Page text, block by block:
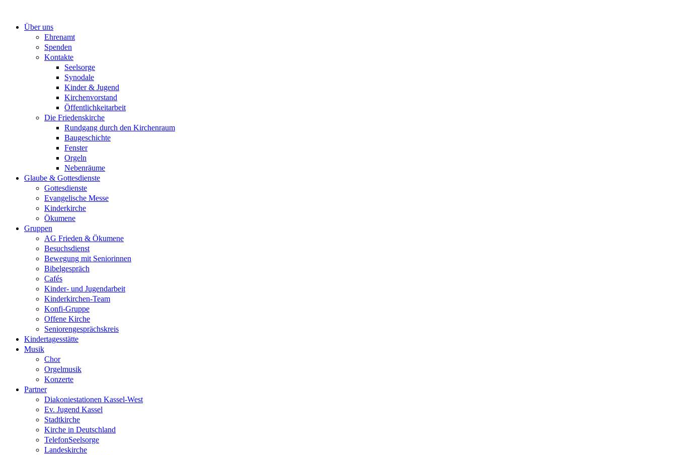
springenÜber uns
Ehrenamt
Spenden
Kontakte
Seelsorge
Synodale
Kinder & Jugend
Kirchenvorstand
Öffentlichkeitarbeit
Die Friedenskirche
Rundgang durch den Kirchenraum
Baugeschichte
Fenster
Orgeln
Nebenräume
Glaube & Gottesdienste
Gottesdienste
Evangelische Messe
Kinderkirche
Ökumene
Gruppen
AG Frieden & Ökumene
Besuchsdienst
Bewegung mit Seniorinnen
Bibelgespräch
Cafés
Kinder- und Jugendarbeit
Kinderkirchen-Team
Konfi-Gruppe
Offene Kirche
Seniorengesprächskreis
Kindertagesstätte
Musik
Chor
Orgelmusik
Konzerte
Partner
Diakoniestationen Kassel-West
Ev. Jugend Kassel
Stadtkirche
Kirche in Deutschland
TelefonSeelsorge
Landeskirche